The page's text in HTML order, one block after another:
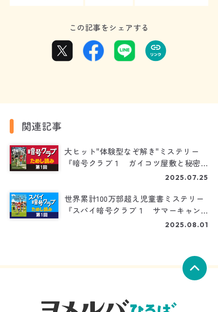
この記事をシェアする
関連記事
大ヒット"体験型なぞ解き"ミステリー
『暗号クラブ１ ガイコツ屋敷と秘密
2025.07.25
世界累計100万部超え児童書ミステリー
『スパイ暗号クラブ１ サマーキャン
プの誘拐事件』ためし読み（1/3）
2025.08.01